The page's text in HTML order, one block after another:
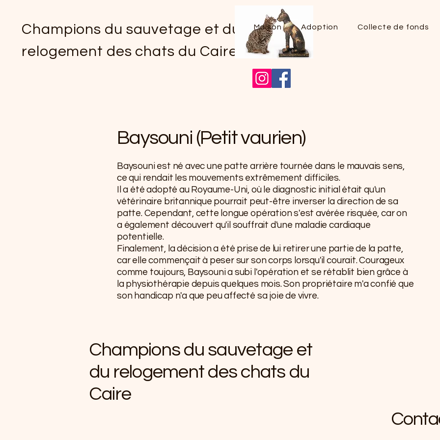
Champions du sauvetage et du
relogement des chats du Caire
Maison Adoption Collecte de fonds
Baysouni (Petit vaurien)
Baysouni est né avec une patte arrière tournée dans le mauvais sens,
ce qui rendait les mouvements extrêmement difficiles.
Il a été adopté au Royaume-Uni, où le diagnostic initial était qu'un
vétérinaire britannique pourrait peut-être inverser la direction de sa
patte. Cependant, cette longue opération s'est avérée risquée, car on
a également découvert qu'il souffrait d'une maladie cardiaque
potentielle.
Finalement, la décision a été prise de lui retirer une partie de la patte,
car elle commençait à peser sur son corps lorsqu'il courait. Courageux
comme toujours, Baysouni a subi l'opération et se rétablit bien grâce à
la physiothérapie depuis quelques mois. Son propriétaire m'a confié que
son handicap n'a que peu affecté sa joie de vivre.
Champions du sauvetage et
du relogement des chats du
Caire